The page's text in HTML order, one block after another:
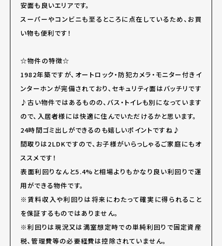
安面も良いエリアです。
スーパーやコンビニも至るところに点在しているため、お買
い物も便利です！
☆物件の特徴☆
1982年築ですが、オートロック・防犯カメラ・モニター付きイ
ンターホンが完備されており、セキュリティ面はバッチリです
♪古い物件ではあるものの、バス・トイレも別になっています
ので、入居者様には快適に住んでいただけるかと思います。
24時間ゴミ出しができるのも嬉しいポイントですね♪
間取りは2LDKですので、お子様がいらっしゃるご家庭にもオ
ススメです！
表面利回りなんと5.4%と相場よりもかなり良い利回りで運
用ができる物件です。
※賃料収入や利回りは将来にわたって確実に得られること
を保証するものではありません。
※利回りは現況又は満室想定時での単純利回りで固定資産
税、管理費等の必要経費は控除されていません。